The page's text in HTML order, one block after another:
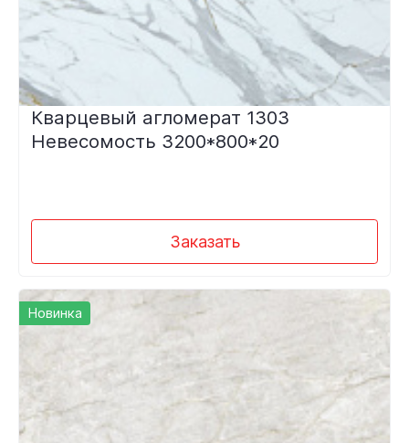
Кварцевый агломерат 1303
Невесомость 3200*800*20
Заказать
Новинка